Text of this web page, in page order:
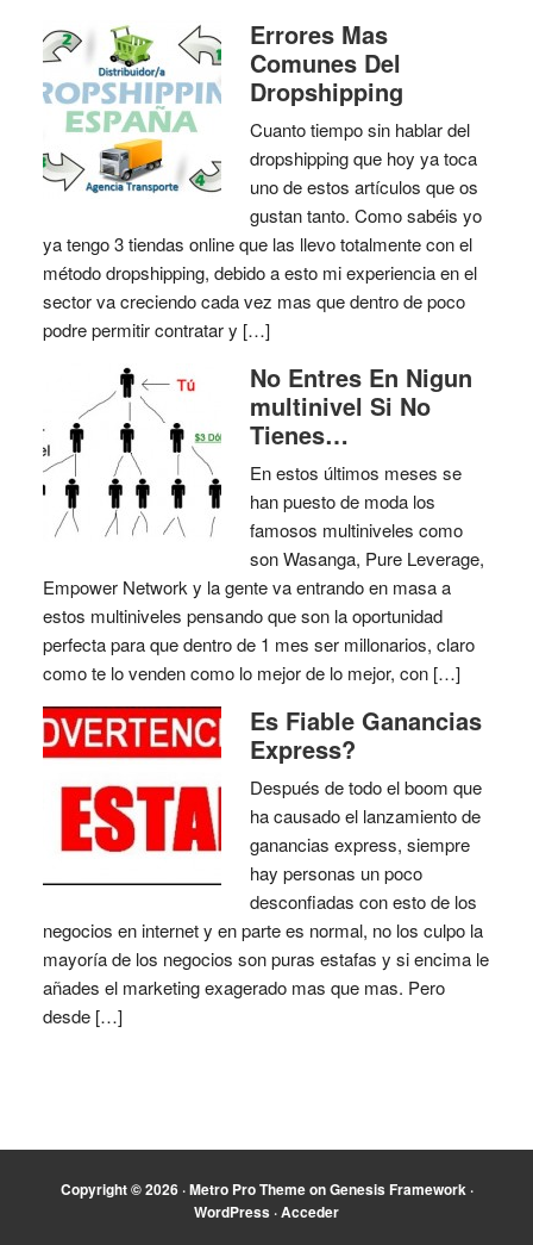
Errores Mas
Comunes Del
Dropshipping
Cuanto tiempo sin hablar del
dropshipping que hoy ya toca
uno de estos artículos que os
gustan tanto. Como sabéis yo
ya tengo 3 tiendas online que las llevo totalmente con el
método dropshipping, debido a esto mi experiencia en el
sector va creciendo cada vez mas que dentro de poco
podre permitir contratar y […]
No Entres En Nigun
multinivel Si No
Tienes…
En estos últimos meses se
han puesto de moda los
famosos multiniveles como
son Wasanga, Pure Leverage,
Empower Network y la gente va entrando en masa a
estos multiniveles pensando que son la oportunidad
perfecta para que dentro de 1 mes ser millonarios, claro
como te lo venden como lo mejor de lo mejor, con […]
Es Fiable Ganancias
Express?
Después de todo el boom que
ha causado el lanzamiento de
ganancias express, siempre
hay personas un poco
desconfiadas con esto de los
negocios en internet y en parte es normal, no los culpo la
mayoría de los negocios son puras estafas y si encima le
añades el marketing exagerado mas que mas. Pero
desde […]
Copyright © 2026 ·Metro Pro ThemeonGenesis Framework·
WordPress ·Acceder